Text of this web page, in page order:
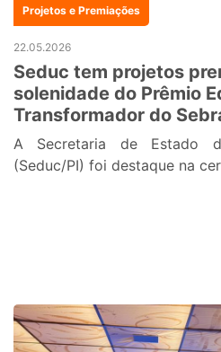
Projetos e Premiações
22.05.2026
Seduc tem projetos
solenidade do Prêmio
Transformador do
A Secretaria de Estado
(Seduc/PI) foi destaque na